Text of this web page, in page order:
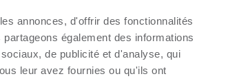
annonces, d'offrir des fonctionnalités
également des informations
de publicité et d'analyse, qui
leur avez fournies ou qu'ils ont